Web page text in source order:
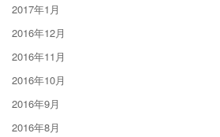
2017年1月
2016年12月
2016年11月
2016年10月
2016年9月
2016年8月